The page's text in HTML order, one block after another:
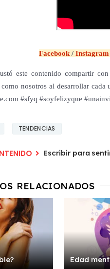
Facebook /Instagram
este contenido compartir
nosotros al desarrollar cada
#sfyq #soyfelizyque
TENDENCIAS
Escribir para
Edad